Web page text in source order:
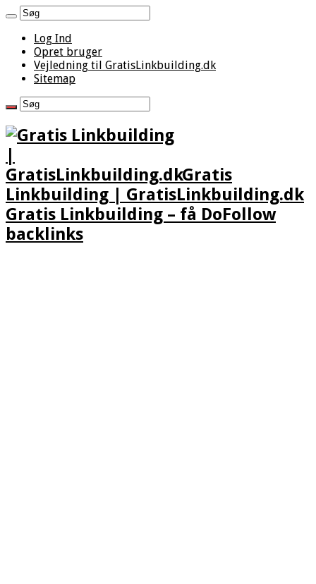
Log Ind
Opret bruger
Vejledning til GratisLinkbuilding.dk
Sitemap
Gratis
Linkbuilding | GratisLinkbuilding.dk
Gratis Linkbuilding – få DoFollow
backlinks